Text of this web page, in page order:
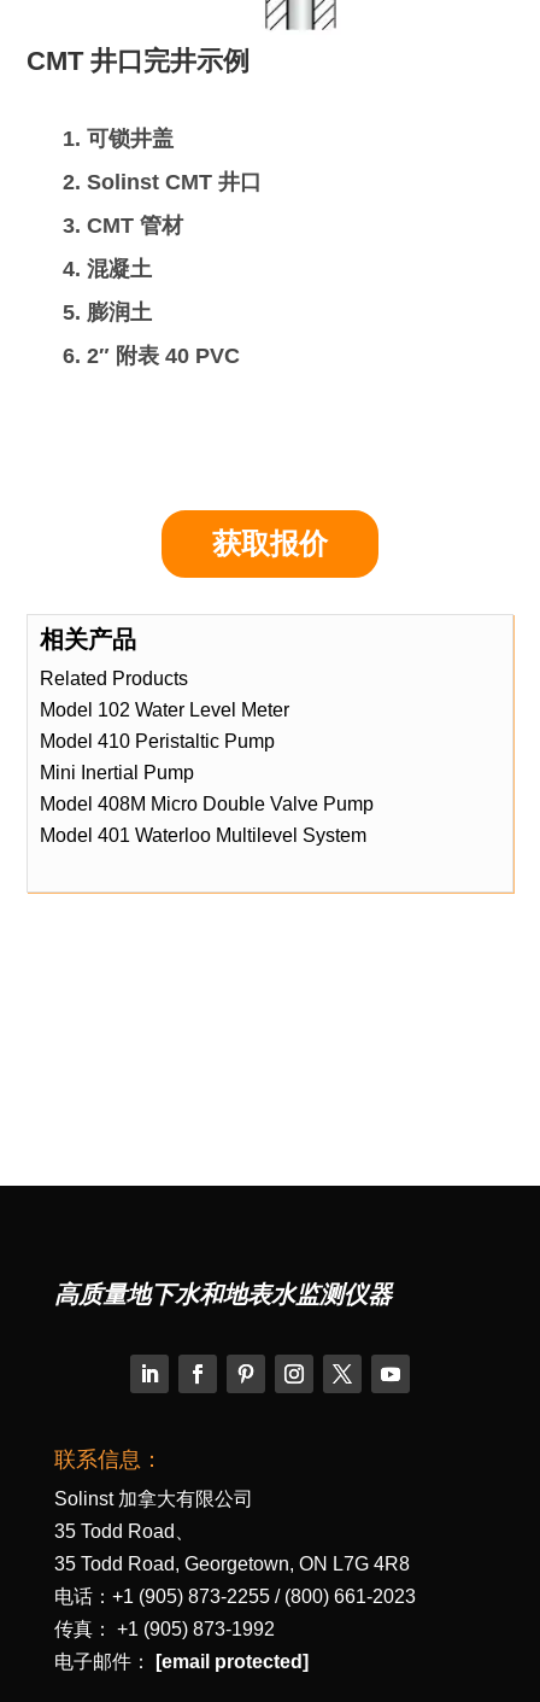
CMT 井口完井示例
可锁井盖
Solinst CMT 井口
CMT 管材
混凝土
膨润土
2″ 附表 40 PVC
获取报价
相关产品
Related Products
Model 102 Water Level Meter
Model 410 Peristaltic Pump
Mini Inertial Pump
Model 408M Micro Double Valve Pump
Model 401 Waterloo Multilevel System
高质量地下水和地表水监测仪器
联系信息：
Solinst 加拿大有限公司
35 Todd Road、
35 Todd Road, Georgetown, ON L7G 4R8
电话：+1 (905) 873-2255 / (800) 661-2023
传真： +1 (905) 873-1992
电子邮件：
[email protected]